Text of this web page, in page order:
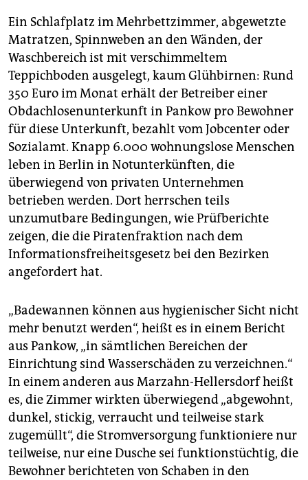
unterstützen
abo
genossenschaft
epaper login
Ein Schlafplatz im Mehrbettzimmer, abgewetzte
Matratzen, Spinnweben an den Wänden, der
Waschbereich ist mit verschimmeltem
Teppichboden ausgelegt, kaum Glühbirnen: Rund
350 Euro im Monat erhält der Betreiber einer
Obdachlosenunterkunft in Pankow pro Bewohner
für diese Unterkunft, bezahlt vom Jobcenter oder
Sozialamt. Knapp 6.000 wohnungslose Menschen
leben in Berlin in Notunterkünften, die
überwiegend von privaten Unternehmen
betrieben werden. Dort herrschen teils
unzumutbare Bedingungen, wie Prüfberichte
zeigen, die die Piratenfraktion nach dem
Informationsfreiheitsgesetz bei den Bezirken
angefordert hat.
„Badewannen können aus hygienischer Sicht nicht
mehr benutzt werden“, heißt es in einem Bericht
aus Pankow, „in sämtlichen Bereichen der
Einrichtung sind Wasserschäden zu verzeichnen.“
In einem anderen aus Marzahn-Hellersdorf heißt
es, die Zimmer wirkten überwiegend „abgewohnt,
dunkel, stickig, verraucht und teilweise stark
zugemüllt“, die Stromversorgung funktioniere nur
teilweise, nur eine Dusche sei funktionstüchtig, die
Bewohner berichteten von Schaben in den